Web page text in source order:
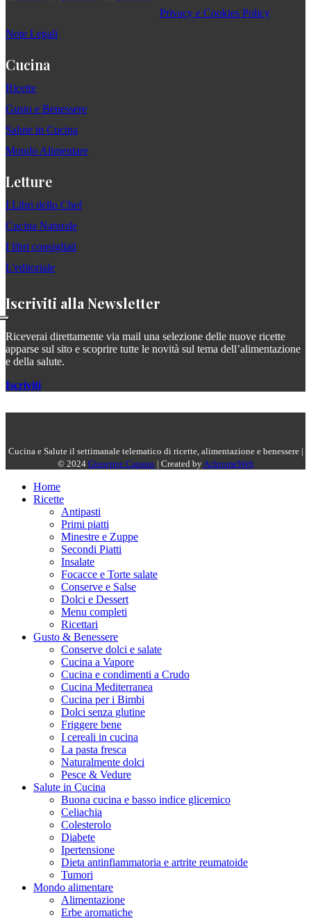
Privacy e Cookies Policy
Note Legali
Cucina
Ricette
Gusto e Benessere
Salute in Cucina
Mondo Alimentare
Letture
I Libri dello Chef
Cucina Naturale
I libri consigliati
L'editoriale
Iscriviti alla Newsletter
Riceverai direttamente via mail una selezione delle nuove ricette
apparse sul sito e scoprire tutte le novità sul tema dell’alimentazione
e della salute.
Iscriviti
Cucina e Salute il settimanale telematico di ricette, alimentazione e benessere |
© 2024 Giuseppe Capano | Created byAchromeWeb
Home
Ricette
Antipasti
Primi piatti
Minestre e Zuppe
Secondi Piatti
Insalate
Focacce e Torte salate
Conserve e Salse
Dolci e Dessert
Menu completi
Ricettari
Gusto & Benessere
Conserve dolci e salate
Cucina a Vapore
Cucina e condimenti a Crudo
Cucina Mediterranea
Cucina per i Bimbi
Dolci senza glutine
Friggere bene
I cereali in cucina
La pasta fresca
Naturalmente dolci
Pesce & Vedure
Salute in Cucina
Buona cucina e basso indice glicemico
Celiachia
Colesterolo
Diabete
Ipertensione
Dieta antinfiammatoria e artrite reumatoide
Tumori
Mondo alimentare
Alimentazione
Erbe aromatiche